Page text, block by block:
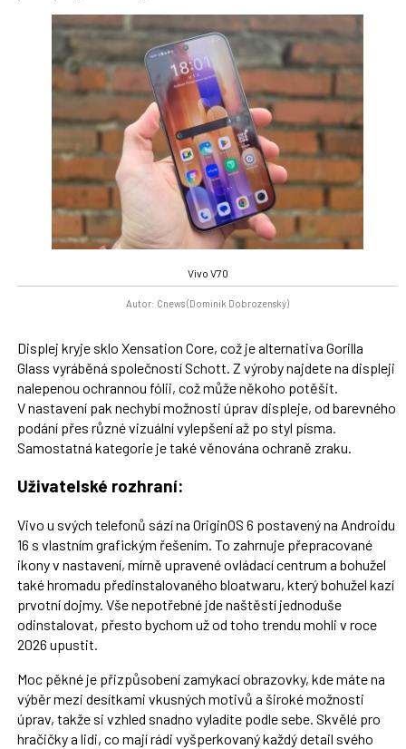
Vivo V70
Autor: Cnews (Dominik Dobrozenský)
Displej kryje sklo Xensation Core, což je alternativa Gorilla
Glass vyráběná společností Schott. Z výroby najdete na displeji
nalepenou ochrannou fólii, což může někoho potěšit.
V nastavení pak nechybí možnosti úprav displeje, od barevného
podání přes různé vizuální vylepšení až po styl písma.
Samostatná kategorie je také věnována ochraně zraku.
Uživatelské rozhraní:
Vivo u svých telefonů sází na OriginOS 6 postavený na Androidu
16 s vlastním grafickým řešením. To zahrnuje přepracované
ikony v nastavení, mírně upravené ovládací centrum a bohužel
také hromadu předinstalovaného bloatwaru, který bohužel kazí
prvotní dojmy. Vše nepotřebné jde naštěstí jednoduše
odinstalovat, přesto bychom už od toho trendu mohli v roce
2026 upustit.
Moc pěkné je přizpůsobení zamykací obrazovky, kde máte na
výběr mezi desítkami vkusných motivů a široké možnosti
úprav, takže si vzhled snadno vyladíte podle sebe. Skvělé pro
hračičky a lidi, co mají rádi vyšperkovaný každý detail svého